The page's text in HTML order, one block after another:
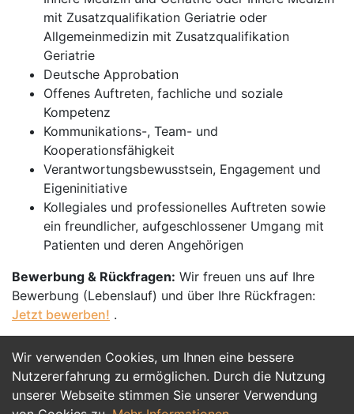
Wir verwenden Cookies, um Ihnen eine bessere
Nutzererfahrung zu ermöglichen. Durch die Nutzung
unserer Webseite stimmen Sie unserer Verwendung
mit Zusatzqualifikation Geriatrie oder
Allgemeinmedizin mit Zusatzqualifikation
Geriatrie
Deutsche Approbation
Offenes Auftreten, fachliche und soziale
Kompetenz
Kommunikations-, Team- und
Kooperationsfähigkeit
Verantwortungsbewusstsein, Engagement und
Eigeninitiative
Kollegiales und professionelles Auftreten sowie
ein freundlicher, aufgeschlossener Umgang mit
Patienten und deren Angehörigen
Bewerbung & Rückfragen: Wir freuen uns auf Ihre
Bewerbung (Lebenslauf) und über Ihre Rückfragen:
Jetzt bewerben! .
Jetzt Bewerben